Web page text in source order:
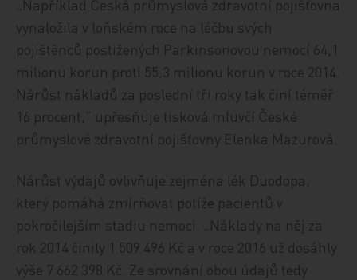
„Například Česká průmyslová zdravotní pojišťovna
vynaložila v loňském roce na léčbu svých
pojištěnců postižených Parkinsonovou nemocí 64,1
milionu korun proti 55,3 milionu korun v roce 2014.
Nárůst nákladů za poslední tři roky tak činí téměř
16 procent,“ upřesňuje tisková mluvčí České
průmyslové zdravotní pojišťovny Elenka Mazurová.
Nárůst výdajů ovlivňuje zejména lék Duodopa,
který pomáhá zmírňovat potíže pacientů v
pokročilejším stadiu nemoci. „Náklady na něj za
rok 2014 činily 1 509 496 Kč a v roce 2016 už dosáhly
výše 7 662 398 Kč. Ze srovnání obou údajů tedy